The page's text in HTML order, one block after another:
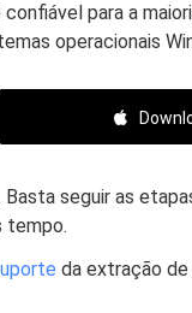
para a
operacionais
seguir as
tempo.
da extração de